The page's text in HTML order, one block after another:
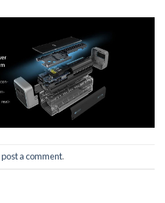
post a comment.